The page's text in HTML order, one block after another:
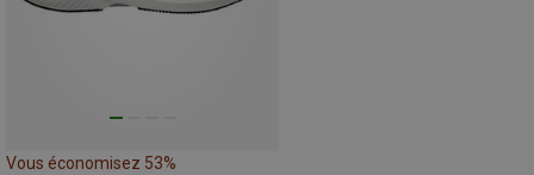
Vous économisez 53%